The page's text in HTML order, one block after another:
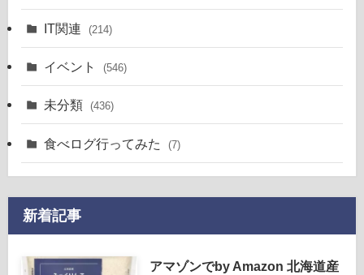
IT関連 (214)
イベント (546)
未分類 (436)
食べログ行ってみた (7)
新着記事
アマゾンでby Amazon 北海道産